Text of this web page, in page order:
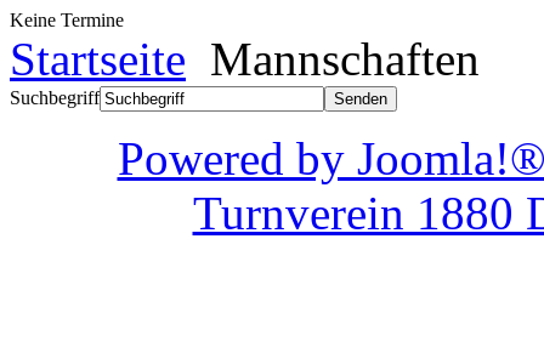
Keine Termine
Startseite Mannschaften
Suchbegriff
Powered by
Turnverein